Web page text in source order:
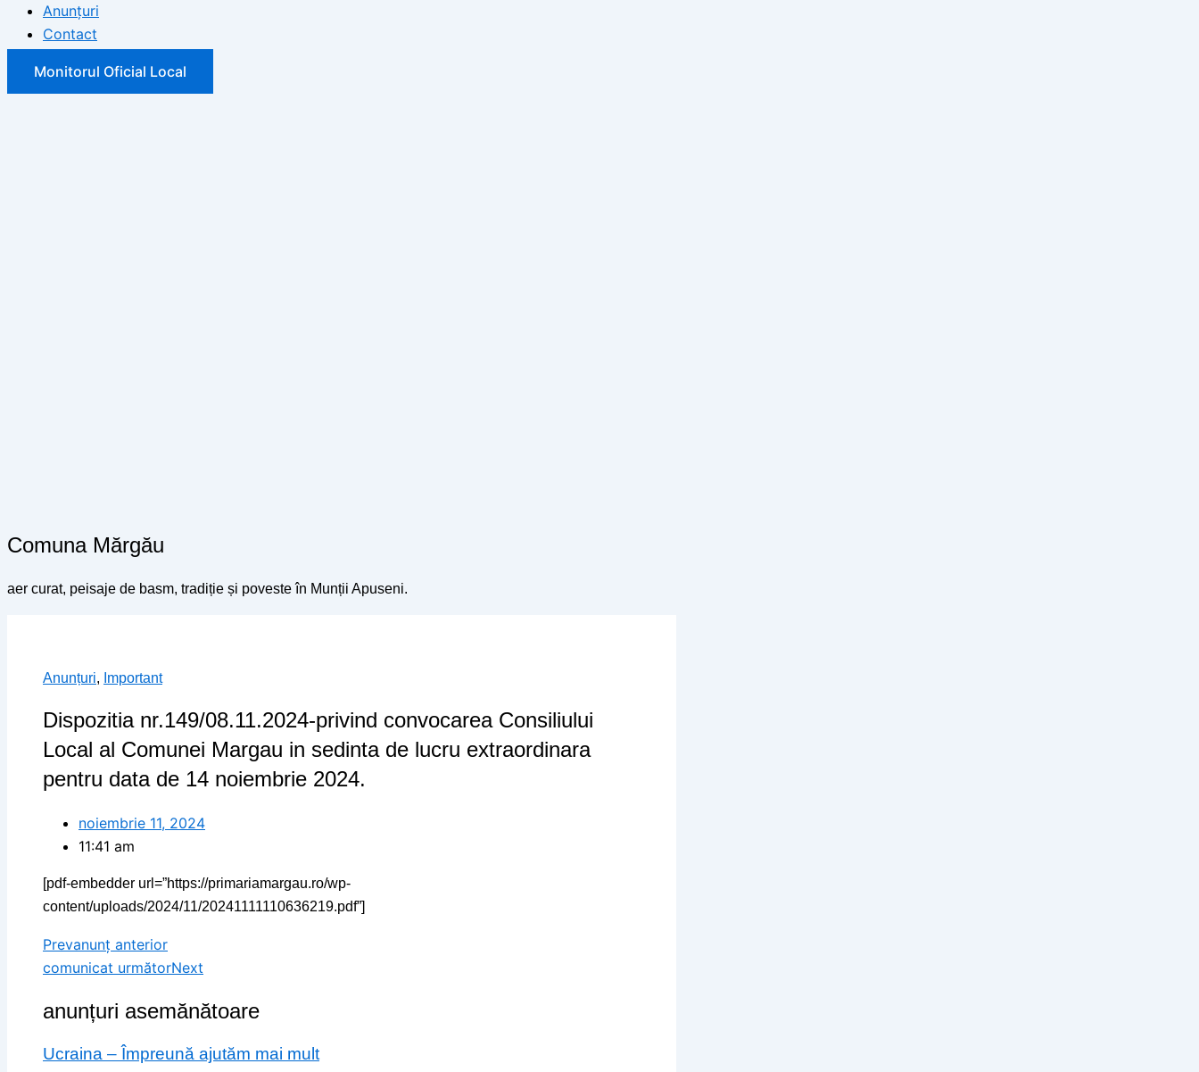
Anunțuri
Contact
Monitorul Oficial Local
Comuna Mărgău
aer curat, peisaje de basm, tradiție și poveste în Munții Apuseni.
Anunțuri, Important
Dispozitia nr.149/08.11.2024-privind convocarea Consiliului
Local al Comunei Margau in sedinta de lucru extraordinara
pentru data de 14 noiembrie 2024.
noiembrie 11, 2024
11:41 am
[pdf-embedder url=”https://primariamargau.ro/wp-
content/uploads/2024/11/20241111110636219.pdf”]
Prevanunț anterior
comunicat următorNext
anunțuri asemănătoare
Ucraina – Împreună ajutăm mai mult